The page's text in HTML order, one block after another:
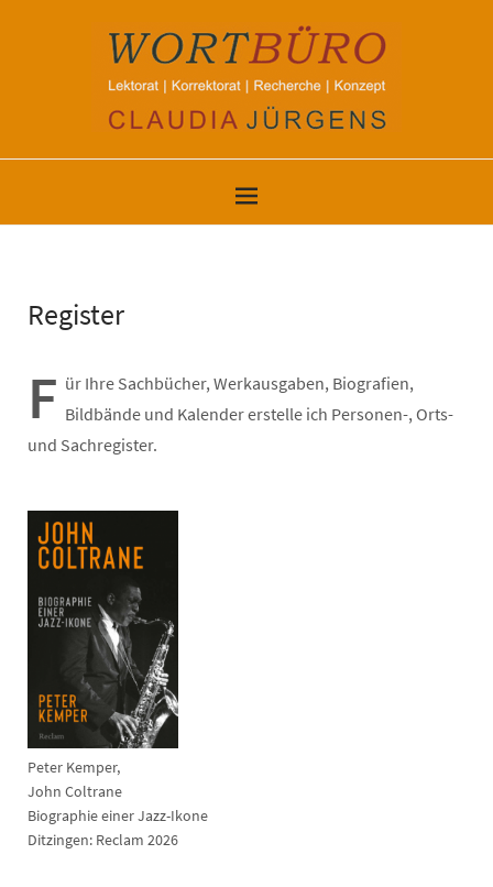
Register
F ür Ihre Sachbücher, Werkausgaben, Biografien,
Bildbände und Kalender erstelle ich Personen-, Orts-
und Sachregister.
Peter Kemper,
John Coltrane
Biographie einer Jazz-Ikone
Ditzingen: Reclam 2026